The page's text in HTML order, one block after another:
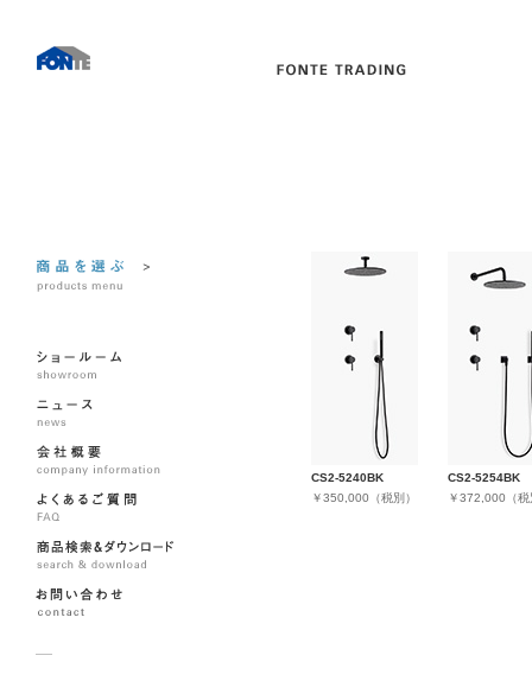
CS2-5240BK
￥350,000（税別）
CS2-5254BK
￥372,000（税